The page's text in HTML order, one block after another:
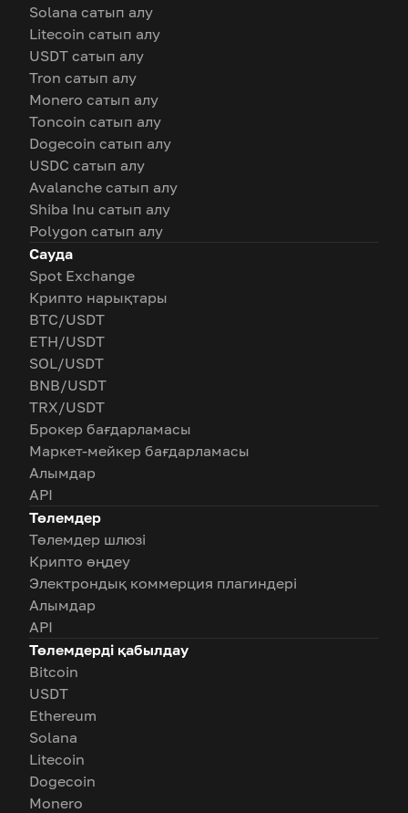
Solana сатып алу
Litecoin сатып алу
USDT сатып алу
Tron сатып алу
Monero сатып алу
Toncoin сатып алу
Dogecoin сатып алу
USDC сатып алу
Avalanche сатып алу
Shiba Inu сатып алу
Polygon сатып алу
Сауда
Spot Exchange
Крипто нарықтары
BTC/USDT
ETH/USDT
SOL/USDT
BNB/USDT
TRX/USDT
Брокер бағдарламасы
Маркет-мейкер бағдарламасы
Алымдар
API
Төлемдер
Төлемдер шлюзі
Крипто өңдеу
Электрондық коммерция плагиндері
Алымдар
API
Төлемдерді қабылдау
Bitcoin
USDT
Ethereum
Solana
Litecoin
Dogecoin
Monero